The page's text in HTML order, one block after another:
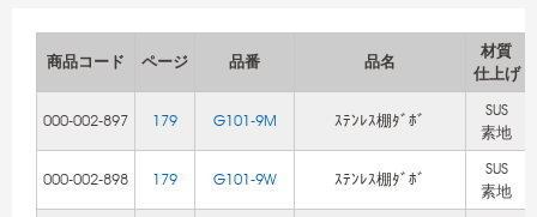
商品コード ページ 品番 品名
材質
仕上げ
000-002-897 179 G101-9M ｽﾃﾝﾚｽ棚ﾀﾞﾎﾞ
SUS
素地
000-002-898 179 G101-9W ｽﾃﾝﾚｽ棚ﾀﾞﾎﾞ
SUS
素地